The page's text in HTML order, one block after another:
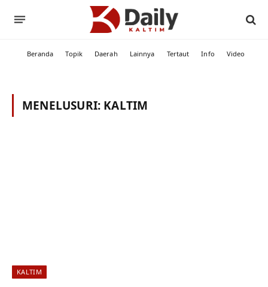
Beranda Topik Daerah Lainnya Tertaut Info Video
MENELUSURI: KALTIM
KALTIM